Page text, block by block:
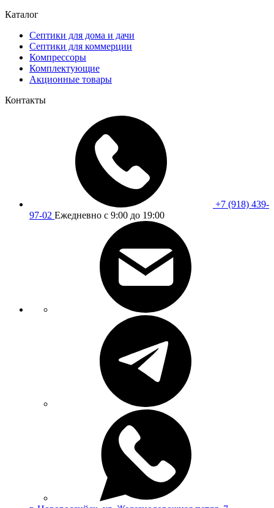
Каталог
Септики для дома и дачи
Септики для коммерции
Компрессоры
Комплектующие
Акционные товары
Контакты
+7 (918) 439-
97-02 Ежедневно с 9:00 до 19:00